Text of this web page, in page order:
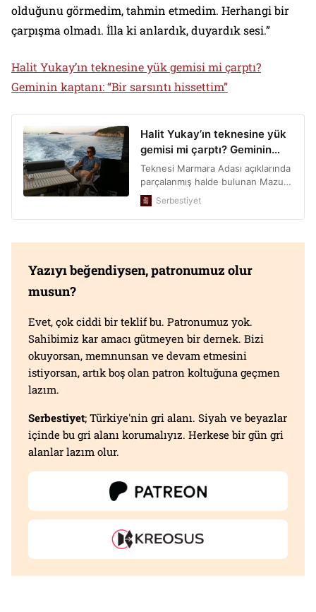
olduğunu görmedim, tahmin etmedim. Herhangi bir
çarpışma olmadı. İlla ki anlardık, duyardık sesi.”
Halit Yukay’ın teknesine yük gemisi mi çarptı?
Geminin kaptanı: “Bir sarsıntı hissettim”
Yazıyı beğendiysen, patronumuz olur
musun?
Evet, çok ciddi bir teklif bu. Patronumuz yok.
Sahibimiz kar amacı gütmeyen bir dernek. Bizi
okuyorsan, memnunsan ve devam etmesini
istiyorsan, artık boş olan patron koltuğuna geçmen
lazım.
Serbestiyet; Türkiye'nin gri alanı. Siyah ve beyazlar
içinde bu gri alanı korumalıyız. Herkese bir gün gri
alanlar lazım olur.